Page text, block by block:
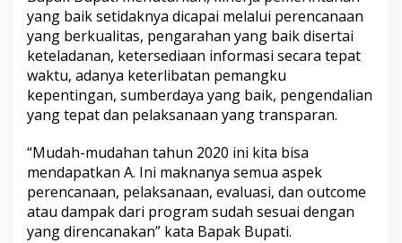
yang baik setidaknya dicapai melalui perencanaan
yang berkualitas, pengarahan yang baik disertai
keteladanan, ketersediaan informasi secara tepat
waktu, adanya keterlibatan pemangku
kepentingan, sumberdaya yang baik, pengendalian
yang tepat dan pelaksanaan yang transparan.
“Mudah-mudahan tahun 2020 ini kita bisa
mendapatkan A. Ini maknanya semua aspek
perencanaan, pelaksanaan, evaluasi, dan outcome
atau dampak dari program sudah sesuai dengan
yang direncanakan” kata Bapak Bupati.